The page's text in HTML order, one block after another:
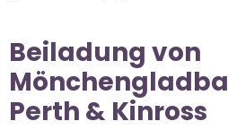
Beiladung von
Perth & Kinross